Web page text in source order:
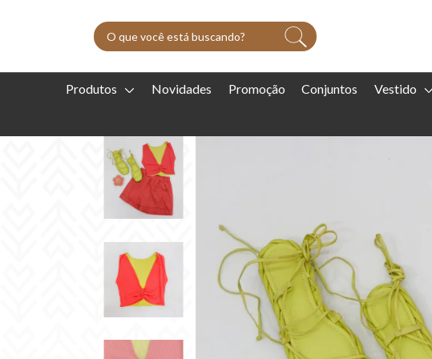
Produtos Novidades Promoção Conjuntos Vestido